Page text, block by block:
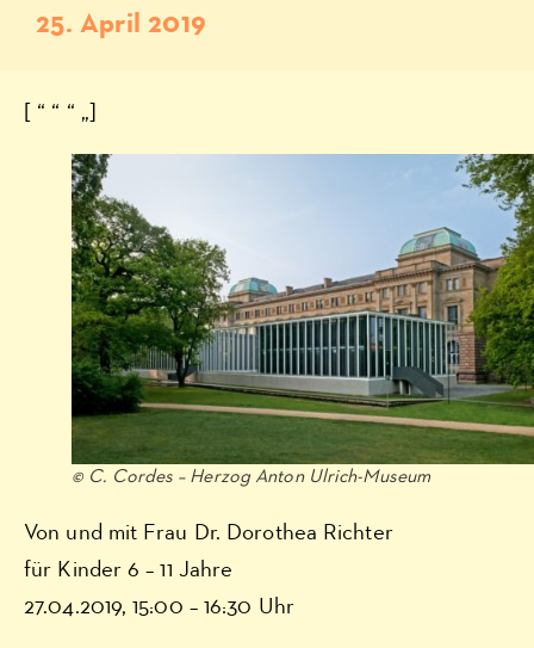
25. April 2019
[ “ “ “ „]
© C. Cordes – Herzog Anton Ulrich-Museum
Von und mit Frau Dr. Dorothea Richter
für Kinder 6 – 11 Jahre
27.04.2019, 15:00 – 16:30 Uhr